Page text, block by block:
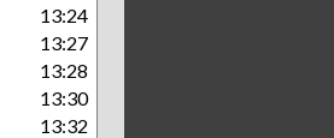
13:24
13:27
13:28
13:30
13:32